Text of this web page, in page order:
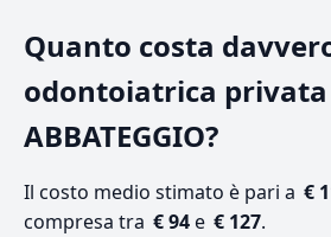
Quanto costa
odontoiatrica privata
ABBATEGGIO?
Il costo medio stimato è pari a €
compresa tra € 94e € 127.